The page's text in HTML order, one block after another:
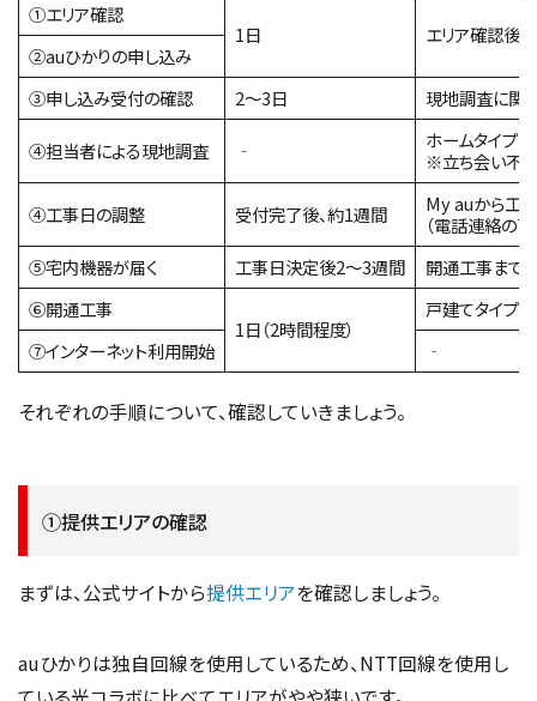
①エリア確認
1日
エリア確認後
②auひかりの申し込み
③申し込み受付の確認
2～3日 現地調査に関
④担当者による現地調査 ‐
ホームタイプ
※立ち会い不
④工事日の調整 受付完了後、約1週間
My auから工
（電話連絡の
⑤宅内機器が届く
工事日決定後2～3週間
開通工事まで
⑥開通工事
1日（2時間程度）
戸建てタイプ
⑦インターネット利用開始
‐
それぞれの手順について、確認していきましょう。
①提供エリアの確認
まずは、公式サイトから提供エリアを確認しましょう。
auひかりは独自回線を使用しているため、NTT回線を使用し